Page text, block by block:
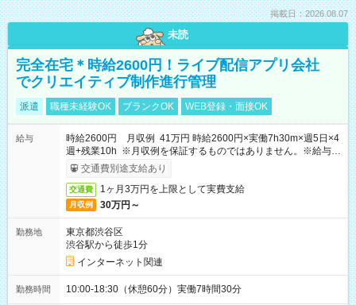
掲載日：2026.08.07
未読
完全在宅＊時給2600円！ライブ配信アプリ会社
でクリエイティブ制作進行管理
派遣 職種未経験OK ブランクOK WEB登録・面接OK
給与
時給2600円 月収例 41万円 時給2600円×実働7h30m×週5日×4
週+残業10h ※月収例を保証するものではありません。※給与即
受取りサービス利用可（利用条件有）
交通費別途支給あり
交通費 1ヶ月3万円を上限として実費支給
月収例 30万円～
勤務地
東京都渋谷区
渋谷駅から徒歩1分
インターネット関連
勤務時間 10:00-18:30（休憩60分）実働7時間30分